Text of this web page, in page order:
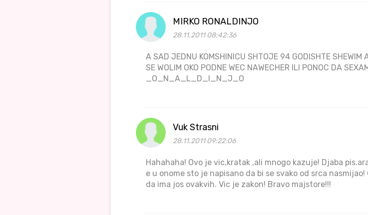
MIRKO RONALDINJO
28.11.2011 08:42:36
A SAD JEDNU KOMSHINICU SHTOJE 94 GODISHTE SHEWIM
SE WOLIM OKO PODNE WEC NAWECHER ILI PONOC DA
_O_N_A_L_D_I_N_J_O
Vuk Strasni
28.11.2011 09:22:06
Hahahaha! Ovo je vic,kratak ,ali mnogo kazuje! Djaba
e u onome sto je napisano da bi se svako od srca
da ima jos ovakvih. Vic je zakon! Bravo majstore!!!